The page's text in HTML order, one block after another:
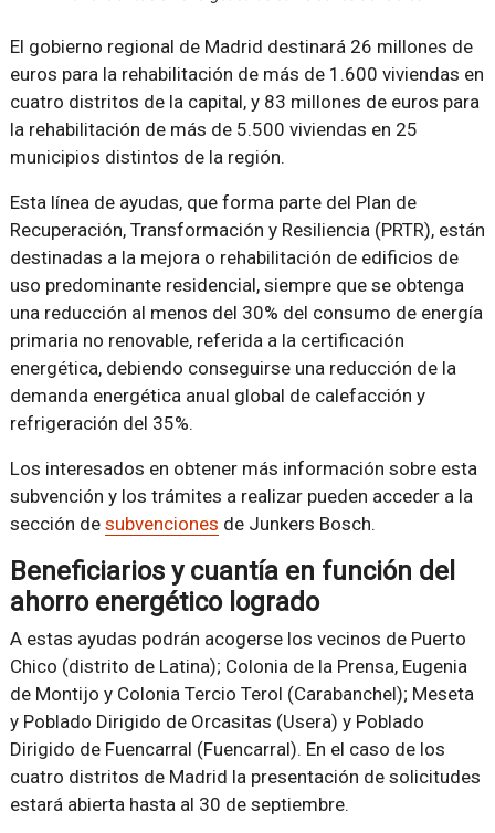
El gobierno regional de Madrid destinará 26 millones de
euros para la rehabilitación de más de 1.600 viviendas en
cuatro distritos de la capital, y 83 millones de euros para
la rehabilitación de más de 5.500 viviendas en 25
municipios distintos de la región.
Esta línea de ayudas, que forma parte del Plan de
Recuperación, Transformación y Resiliencia (PRTR), están
destinadas a la mejora o rehabilitación de edificios de
uso predominante residencial, siempre que se obtenga
una reducción al menos del 30% del consumo de energía
primaria no renovable, referida a la certificación
energética, debiendo conseguirse una reducción de la
demanda energética anual global de calefacción y
refrigeración del 35%.
Los interesados en obtener más información sobre esta
subvención y los trámites a realizar pueden acceder a la
sección de subvenciones de Junkers Bosch.
Beneficiarios y cuantía en función del
ahorro energético logrado
A estas ayudas podrán acogerse los vecinos de Puerto
Chico (distrito de Latina); Colonia de la Prensa, Eugenia
de Montijo y Colonia Tercio Terol (Carabanchel); Meseta
y Poblado Dirigido de Orcasitas (Usera) y Poblado
Dirigido de Fuencarral (Fuencarral). En el caso de los
cuatro distritos de Madrid la presentación de solicitudes
estará abierta hasta al 30 de septiembre.